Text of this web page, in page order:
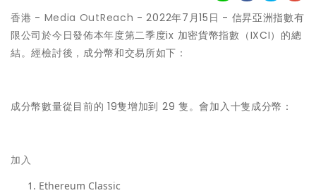
香港 - Media OutReach - 2022年7月15日 - 信昇亞洲指數有
限公司於今日發佈本年度第二季度ix 加密貨幣指數（IXCI）的總
結。經檢討後，成分幣和交易所如下：
成分幣數量從目前的 19隻增加到 29 隻。會加入十隻成分幣：
加入
Ethereum Classic